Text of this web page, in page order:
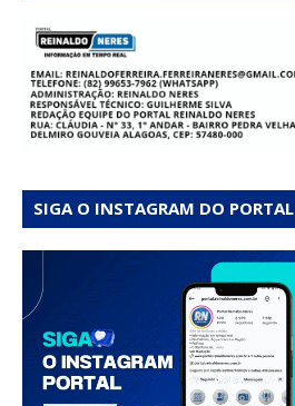
SIGA O INSTAGRAM DO PORTAL